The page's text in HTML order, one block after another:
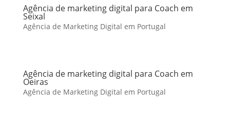
Agência de marketing digital para Coach em
Seixal
Agência de Marketing Digital em Portugal
Agência de marketing digital para Coach em
Oeiras
Agência de Marketing Digital em Portugal